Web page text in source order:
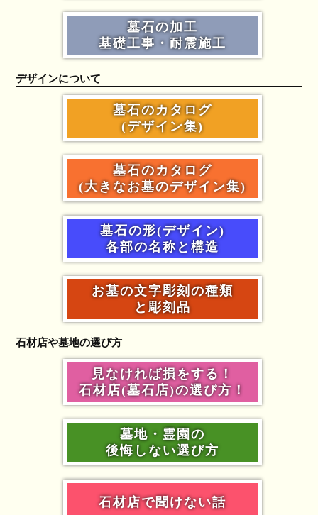
墓石の加工
基礎工事・耐震施工
デザインについて
墓石のカタログ
(デザイン集)
墓石のカタログ
(大きなお墓のデザイン集)
墓石の形(デザイン)
各部の名称と構造
お墓の文字彫刻の種類
と彫刻品
石材店や墓地の選び方
見なければ損をする！
石材店(墓石店)の選び方！
墓地・霊園の
後悔しない選び方
石材店で聞けない話